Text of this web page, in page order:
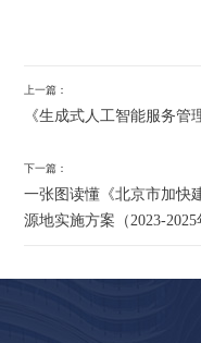
上一篇：
《生成式人工智能服务管
下一篇：
一张图读懂《北京市加快
源地实施方案（2023-2025